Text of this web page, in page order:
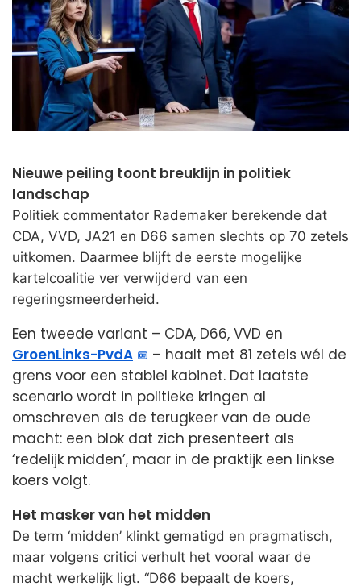
Nieuwe peiling toont breuklijn in politiek
landschap
Politiek commentator Rademaker berekende dat
CDA, VVD, JA21 en D66 samen slechts op 70 zetels
uitkomen. Daarmee blijft de eerste mogelijke
kartelcoalitie ver verwijderd van een
regeringsmeerderheid.
Een tweede variant – CDA, D66, VVD en
GroenLinks-PvdA
– haalt met 81 zetels wél de
grens voor een stabiel kabinet. Dat laatste
scenario wordt in politieke kringen al
omschreven als de terugkeer van de oude
macht: een blok dat zich presenteert als
‘redelijk midden’, maar in de praktijk een linkse
koers volgt.
Het masker van het midden
De term ‘midden’ klinkt gematigd en pragmatisch,
maar volgens critici verhult het vooral waar de
macht werkelijk ligt. “D66 bepaalt de koers,